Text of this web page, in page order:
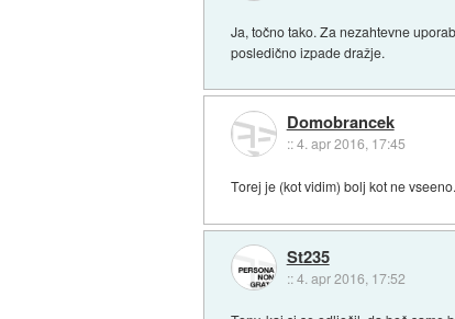
Ja, točno tako. Za nezahtevne
posledično izpade dražje.
Domobrancek
::4. apr 2016, 17:45
Torej je (kot vidim) bolj kot ne
St235
::4. apr 2016, 17:52